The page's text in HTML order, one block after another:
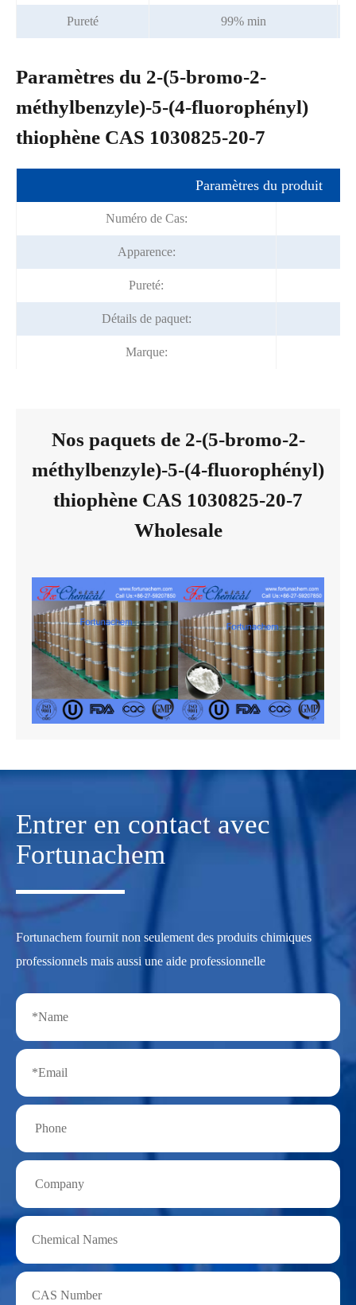
Pureté 99% min
Paramètres du 2-(5-bromo-2-
méthylbenzyle)-5-(4-fluorophényl)
thiophène CAS 1030825-20-7
Paramètres du produit
Numéro de Cas:
Apparence:
Pureté:
Détails de paquet:
Marque:
Nos paquets de 2-(5-bromo-2-
méthylbenzyle)-5-(4-fluorophényl)
thiophène CAS 1030825-20-7
Wholesale
Entrer en contact avec
Fortunachem
Fortunachem fournit non seulement des produits chimiques
professionnels mais aussi une aide professionnelle